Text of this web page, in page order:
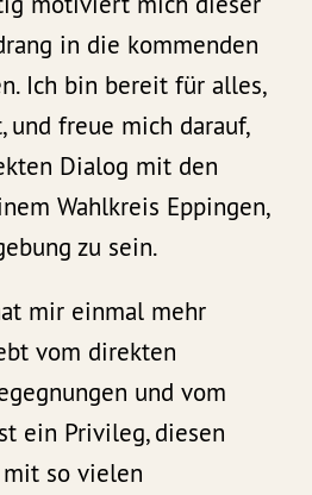
in die kommenden
Ich bin bereit für alles,
und freue mich darauf,
Dialog mit den
Wahlkreis Eppingen,
zu sein.
mir einmal mehr
vom direkten
und vom
ein Privileg, diesen
so vielen